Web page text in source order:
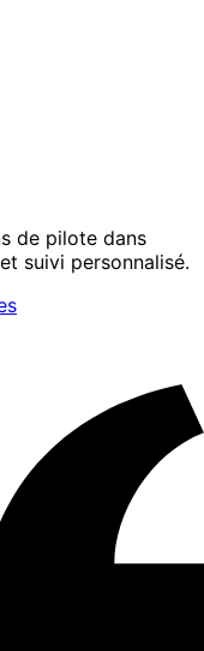
de pilote dans
suivi personnalisé.